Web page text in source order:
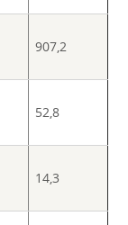
907,2
52,8
14,3